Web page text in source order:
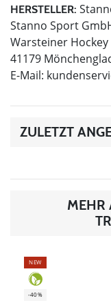
HERSTELLER:
Stanno Sport
Warsteiner Hockey
41179
E-Mail:
ZULETZT
MEHR
NEW
-40%